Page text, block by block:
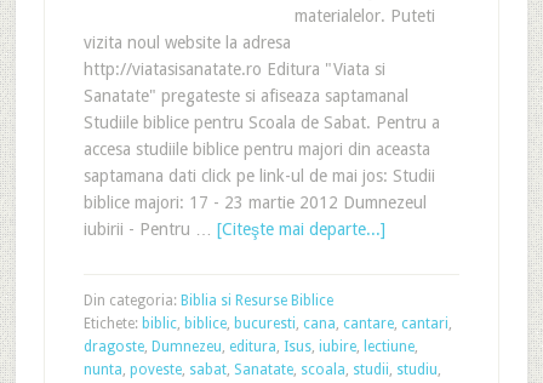
materialelor. Puteti
vizita noul website la adresa
http://viatasisanatate.ro Editura "Viata si
Sanatate" pregateste si afiseaza saptamanal
Studiile biblice pentru Scoala de Sabat. Pentru a
accesa studiile biblice pentru majori din aceasta
saptamana dati click pe link-ul de mai jos: Studii
biblice majori: 17 - 23 martie 2012 Dumnezeul
iubirii - Pentru … [Citeşte mai departe...]
Din categoria: Biblia si Resurse Biblice
Etichete: biblic, biblice, bucuresti, cana, cantare, cantari,
dragoste, Dumnezeu, editura, Isus, iubire, lectiune,
nunta, poveste, sabat, Sanatate, scoala, studii, studiu,